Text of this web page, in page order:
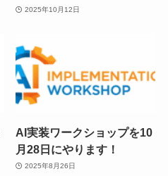
2025年10月12日
AI実装ワークショップを10
月28日にやります！
2025年8月26日